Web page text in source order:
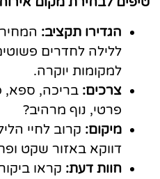
הגדירו תקציב:
ללילה לחדרים
למקומות יוקרה.
צרכים: בריכה, ספא,
פרטי, נוף מרהיב?
מיקום: קרוב לחיי
דווקא באזור שקט
חוות דעת: קראו